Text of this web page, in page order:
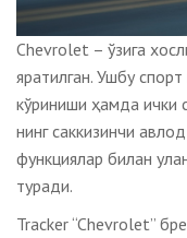
Chevrolet – ўзига
яратилган. Ушбу
кўриниши ҳамда ички
нинг саккизинчи
функциялар билан
туради.
Tracker “Chevrolet”